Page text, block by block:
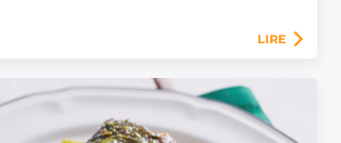
LIRE